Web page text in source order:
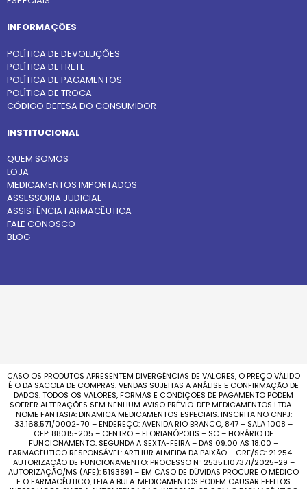
INFORMAÇÕES
POLÍTICA DE DEVOLUÇÕES
POLÍTICA DE FRETE
POLÍTICA DE PAGAMENTOS
POLÍTICA DE TROCA
CÓDIGO DEFESA DO CONSUMIDOR
INSTITUCIONAL
QUEM SOMOS
LOJA
MEDICAMENTOS IMPORTADOS
ASSESSORIA JUDICIAL
ASSISTÊNCIA FARMACÊUTICA
FALE CONOSCO
BLOG
CASO OS PRODUTOS APRESENTEM DIVERGÊNCIAS DE VALORES, O PREÇO VÁLIDO
É O DA SACOLA DE COMPRAS. VENDAS SUJEITAS A ANÁLISE E CONFIRMAÇÃO DE
DADOS. TODOS OS VALORES, FORMAS E CONDIÇÕES DE PAGAMENTO PODEM
SOFRER ALTERAÇÕES SEM NENHUM AVISO PRÉVIO. DFP MEDICAMENTOS LTDA –
NOME FANTASIA: DINAMICA MEDICAMENTOS ESPECIAIS. INSCRITA NO CNPJ:
33.168.571/0002-70 – ENDEREÇO: AVENIDA RIO BRANCO, 847 – SALA 1008 –
CEP: 88015-205 – CENTRO – FLORIANÓPOLIS – SC – HORÁRIO DE
FUNCIONAMENTO: SEGUNDA A SEXTA-FEIRA – DAS 09:00 AS 18:00 –
FARMACÊUTICO RESPONSÁVEL: ARTHUR ALMEIDA DA PAIXÃO – CRF/SC: 21.254 –
AUTORIZAÇÃO DE FUNCIONAMENTO: PROCESSO Nº 25351.107371/2025-29 –
AUTORIZAÇÃO/MS (AFE): 5193891 – EM CASO DE DÚVIDAS PROCURE O MÉDICO
E O FARMACÊUTICO, LEIA A BULA. MEDICAMENTOS PODEM CAUSAR EFEITOS